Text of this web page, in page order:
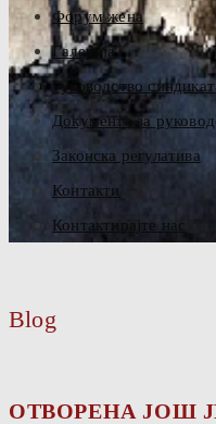
Форум жена
Галерија
Руководство
Документа за
Законска регулатива
Контакти
Контактирајте нас
Blog
ОТВОРЕНА ЈОШ